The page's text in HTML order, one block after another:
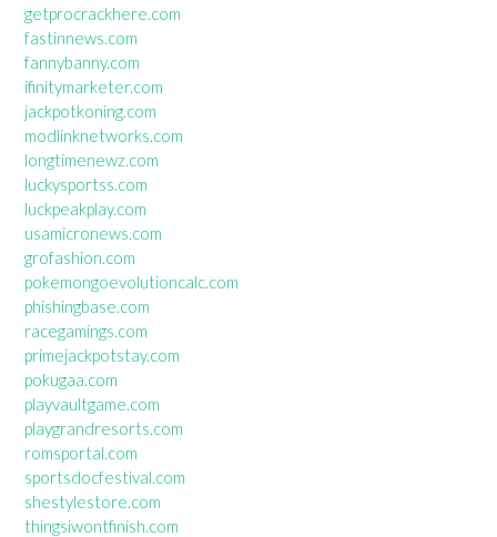
getprocrackhere.com
fastinnews.com
fannybanny.com
ifinitymarketer.com
jackpotkoning.com
modlinknetworks.com
longtimenewz.com
luckysportss.com
luckpeakplay.com
usamicronews.com
grofashion.com
pokemongoevolutioncalc.com
phishingbase.com
racegamings.com
primejackpotstay.com
pokugaa.com
playvaultgame.com
playgrandresorts.com
romsportal.com
sportsdocfestival.com
shestylestore.com
thingsiwontfinish.com